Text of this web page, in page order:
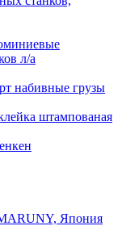
л/а
набивные грузы
штампованая
Япония